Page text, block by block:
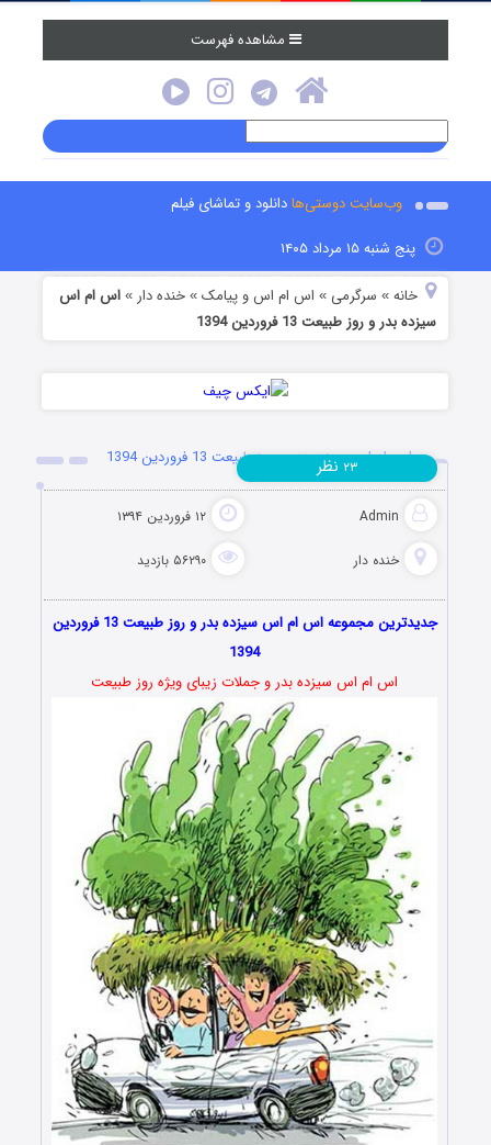
مشاهده فهرست
وب‌سایت دوستی‌هادانلود و تماشای فیلم
پنج شنبه ۱۵ مرداد ۱۴۰۵
خانه » سرگرمی » اس ام اس و پیامک »خنده دار »اس ام اس
سیزده بدر و روز طبیعت 13 فروردین 1394
اس ام اس سیزده بدر و روز طبیعت 13 فروردین 1394
Admin ۱۲ فروردین ۱۳۹۴
خنده دار ۵۶۲۹۰ بازدید
۲۳ نظر
جدیدترین مجموعه اس ام اس سیزده بدر و روز طبیعت 13 فروردین
1394
اس ام اس سیزده بدر و جملات زیبای ویژه روز طبیعت